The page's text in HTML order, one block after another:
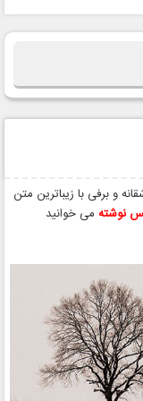
و برفی با زیباترین متن
نوشته می خوانید